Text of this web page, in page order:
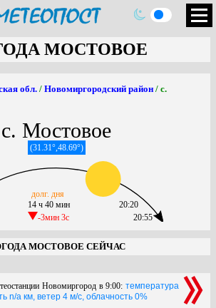
МОСТОВОЕ
обл./ Новомиргородский район / с.
с. Мостовое
(31.31°,48.69°)
14 ч 40 мин
-3мин 3c
долг. дня
20:55
20:20
МОСТОВОЕ СЕЙЧАС
Новомиргород в 9:00: температура
n/a км, ветер 4 м/с, облачность 0%